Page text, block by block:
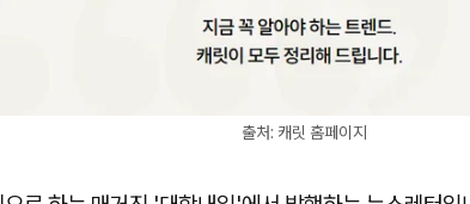
출처: 캐릿 홈페이지